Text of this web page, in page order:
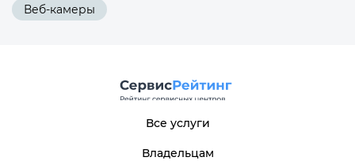
Веб-камеры
Все услуги
Владельцам